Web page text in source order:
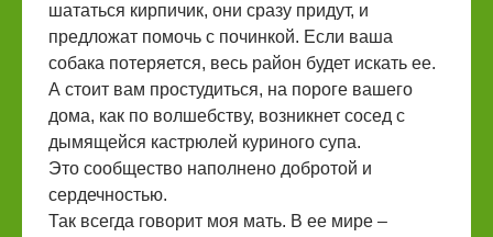
шататься кирпичик, они сразу придут, и
предложат помочь с починкой. Если ваша
собака потеряется, весь район будет искать ее.
А стоит вам простудиться, на пороге вашего
дома, как по волшебству, возникнет сосед с
дымящейся кастрюлей куриного супа.
Это сообщество наполнено добротой и
сердечностью.
Так всегда говорит моя мать. В ее мире –